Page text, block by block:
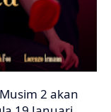
2 akan